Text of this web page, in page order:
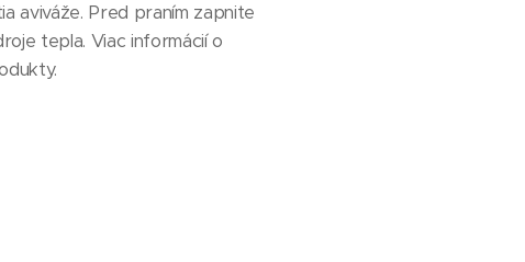
aviváže. Pred praním zapnite
tepla. Viac informácií o